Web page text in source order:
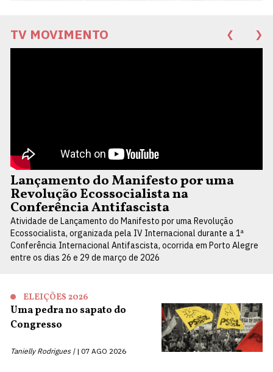
TV MOVIMENTO ❮ ❯
Lançamento do Manifesto por uma
Revolução Ecossocialista na
Conferência Antifascista
Atividade de Lançamento do Manifesto por uma Revolução
Ecossocialista, organizada pela IV Internacional durante a 1ª
Conferência Internacional Antifascista, ocorrida em Porto Alegre
entre os dias 26 e 29 de março de 2026
ELEIÇÕES 2026
Uma pedra no sapato do
Congresso
Tanielly Rodrigues | 07 AGO 2026